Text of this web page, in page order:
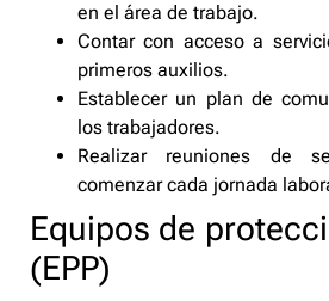
en el área de trabajo.
Contar con acceso a
primeros auxilios.
Establecer un plan de
los trabajadores.
Realizar reuniones de
comenzar cada jornada
Equipos de
(EPP)